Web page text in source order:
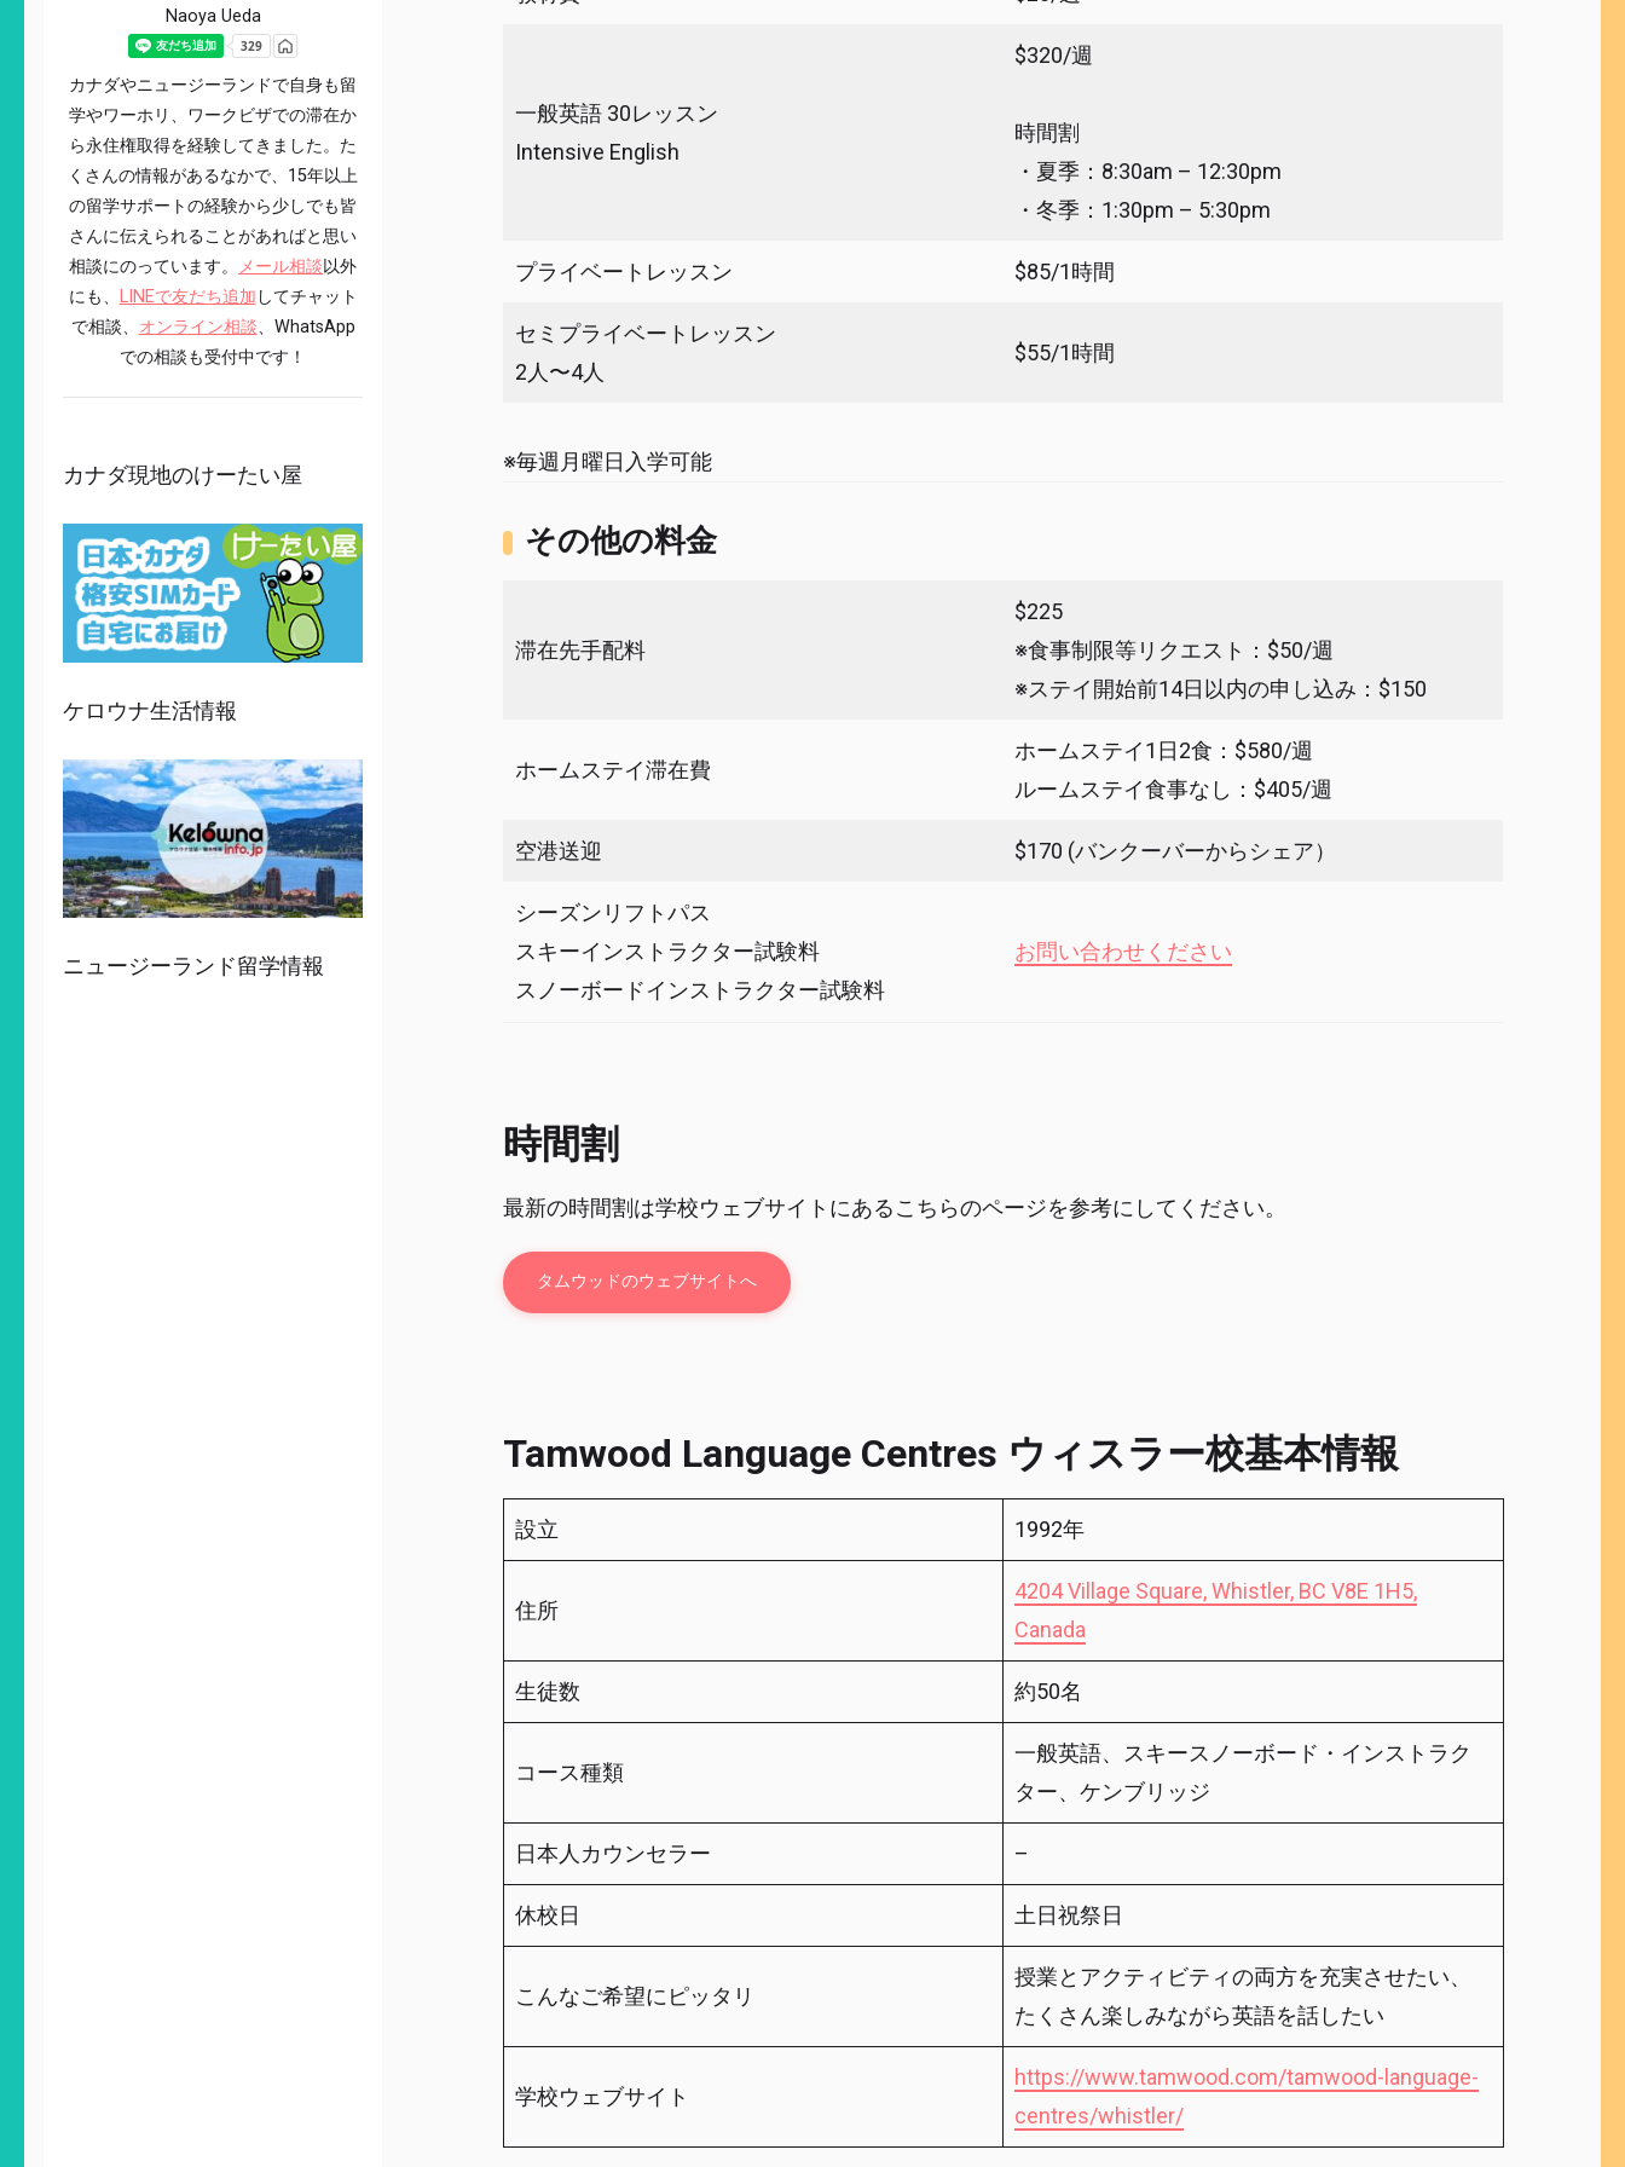
Naoya Ueda
カナダやニュージーランドで自身も留
学やワーホリ、ワークビザでの滞在か
ら永住権取得を経験してきました。た
くさんの情報があるなかで、15年以上
の留学サポートの経験から少しでも皆
さんに伝えられることがあればと思い
相談にのっています。
メール相談以外
にも、
LINEで友だち追加 してチャット
で相談、 オンライン相談、WhatsApp
での相談も受付中です！
カナダ現地のけーたい屋
ケロウナ生活情報
ニュージーランド留学情報
一般英語 30レッスン
Intensive English
$320/週
時間割
・夏季：8:30am – 12:30pm
・冬季：1:30pm – 5:30pm
プライベートレッスン $85/1時間
セミプライベートレッスン
2人〜4人
$55/1時間
※毎週月曜日入学可能
その他の料金
滞在先手配料
$225
※食事制限等リクエスト：$50/週
※ステイ開始前14日以内の申し込み：$150
ホームステイ滞在費
ホームステイ1日2食：$580/週
ルームステイ食事なし：$405/週
空港送迎 $170 (バンクーバーからシェア）
シーズンリフトパス
スキーインストラクター試験料
スノーボードインストラクター試験料
お問い合わせください
時間割
最新の時間割は学校ウェブサイトにあるこちらのページを参考にしてください。
タムウッドのウェブサイトへ
Tamwood Language Centres ウィスラー校基本情報
設立 1992年
住所
4204 Village Square, Whistler, BC V8E 1H5,
Canada
生徒数 約50名
コース種類
一般英語、スキースノーボード・インストラク
ター、ケンブリッジ
日本人カウンセラー –
休校日 土日祝祭日
こんなご希望にピッタリ
授業とアクティビティの両方を充実させたい、
たくさん楽しみながら英語を話したい
学校ウェブサイト
https://www.tamwood.com/tamwood-language-
centres/whistler/